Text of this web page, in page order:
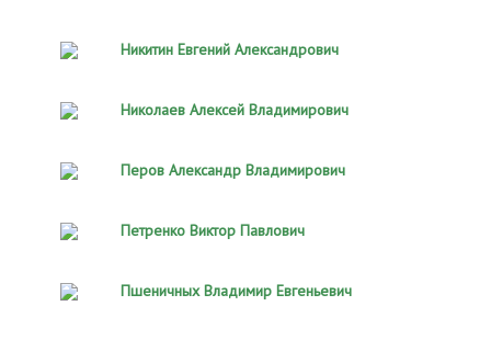
Никитин Евгений Александрович
Николаев Алексей Владимирович
Перов Александр Владимирович
Петренко Виктор Павлович
Пшеничных Владимир Евгеньевич